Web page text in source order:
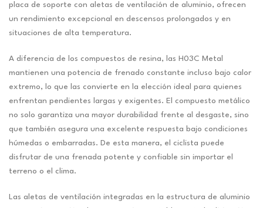
placa de soporte con aletas de ventilación de aluminio, ofrecen
un rendimiento excepcional en descensos prolongados y en
situaciones de alta temperatura.
A diferencia de los compuestos de resina, las H03C Metal
mantienen una potencia de frenado constante incluso bajo calor
extremo, lo que las convierte en la elección ideal para quienes
enfrentan pendientes largas y exigentes. El compuesto metálico
no solo garantiza una mayor durabilidad frente al desgaste, sino
que también asegura una excelente respuesta bajo condiciones
húmedas o embarradas. De esta manera, el ciclista puede
disfrutar de una frenada potente y confiable sin importar el
terreno o el clima.
Las aletas de ventilación integradas en la estructura de aluminio